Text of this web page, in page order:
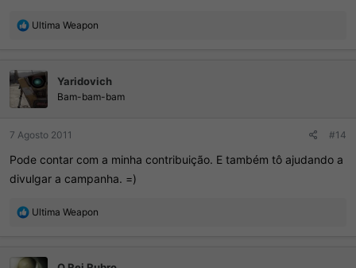
R
ç
õ
e
s
Ultima Weapon
Yaridovich
Bam-bam-bam
7 Agosto 2011 #14
Pode contar com a minha contribuição. E também tô ajudando a
divulgar a campanha. =)
R
ç
Ultima Weapon